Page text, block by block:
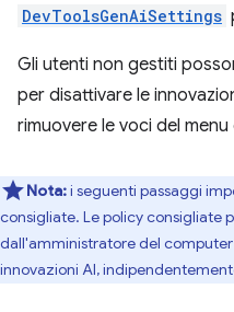
DevToolsGenAiSettings
Gli utenti non gestiti
per disattivare le
rimuovere le voci del
Nota:i seguenti passaggi
consigliate. Le policy consigliate
dall'amministratore del
innovazioni AI,